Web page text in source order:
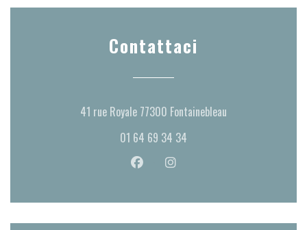
Contattaci
41 rue Royale 77300 Fontainebleau
01 64 69 34 34
Facebook ((apre una nuova finestra))
Instagram ((apre una nuova